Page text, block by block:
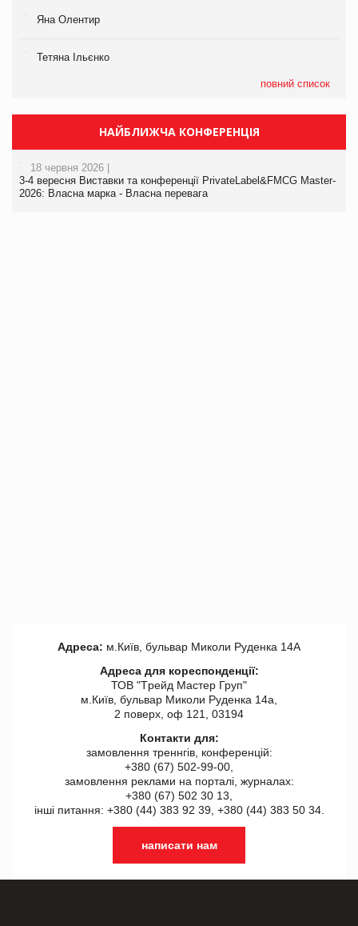
Яна Олентир
Тетяна Ільєнко
повний список
НАЙБЛИЖЧА КОНФЕРЕНЦІЯ
18 червня 2026 |
3-4 вересня Виставки та конференції PrivateLabel&FMCG Master-
2026: Власна марка - Власна перевага
Адреса: м.Київ, бульвар Миколи Руденка 14А
Адреса для кореспонденції:
ТОВ "Tрейд Мастер Груп"
м.Київ, бульвар Миколи Руденка 14а,
2 поверх, оф 121, 03194
Контакти для:
замовлення треннгів, конференцій:
+380 (67) 502-99-00,
замовлення реклами на порталі, журналах:
+380 (67) 502 30 13,
інші питання: +380 (44) 383 92 39, +380 (44) 383 50 34.
написати нам